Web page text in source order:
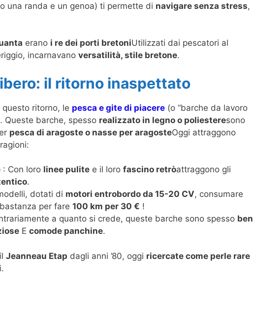
una randa e un genoa) ti permette di navigare senza stress,
erano i re dei porti bretoniUtilizzati dai pescatori al
incarnavano versatilità, stile bretone.
il ritorno inaspettato
ritorno, le pesca e gite di piacere (o “barche da lavoro
Queste barche, spesso realizzato in legno o poliesteresono
pesca di aragoste o nasse per aragosteOggi attraggono
: Con loro linee pulite e il loro fascino retròattraggono gli
.
dotati di motori entrobordo da 15-20 CV, consumare
per fare 100 km per 30 € !
a quanto si crede, queste barche sono spesso ben
E comode panchine.
Jeanneau Etap dagli anni ’80, oggi ricercate come perle rare